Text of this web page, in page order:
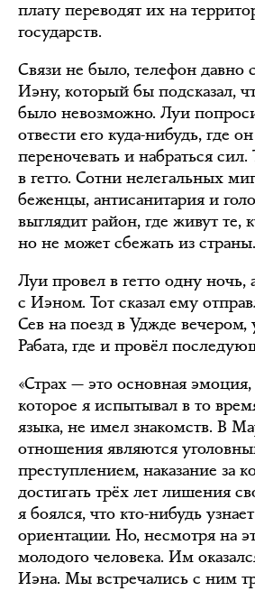
плату переводят их на
государств.
Связи не было, телефон давно
Иэну, который бы подсказал,
было невозможно. Луи
отвести его куда-нибудь, где
переночевать и набраться сил.
в гетто. Сотни нелегальных
беженцы, антисанитария и
выглядит район, где живут те,
но не может сбежать из страны.
Луи провел в гетто одну ночь,
с Иэном. Тот сказал ему
Сев на поезд в Уджде вечером,
Рабата, где и провёл
«Страх — это основная эмоция,
которое я испытывал в то
языка, не имел знакомств. В
отношения являются
преступлением, наказание за
достигать трёх лет лишения
я боялся, что кто-нибудь
ориентации. Но, несмотря на
молодого человека. Им
Иэна. Мы встречались с ним